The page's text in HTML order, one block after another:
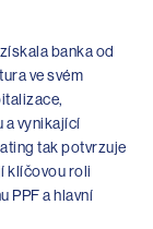
banka od
ve svém
a vynikající
tak potvrzuje
klíčovou roli
PPF a hlavní